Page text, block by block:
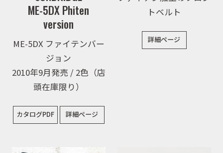
ME-5DX Phiten
version
ME-5DX ファイテンバー
ジョン
2010年9月発売 / 2色（店
頭在庫限り）
カタログPDF 詳細ページ
トベルト
詳細ページ